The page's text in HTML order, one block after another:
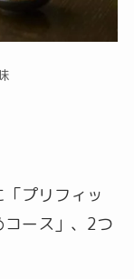
プリフィッ
ース」、2つ